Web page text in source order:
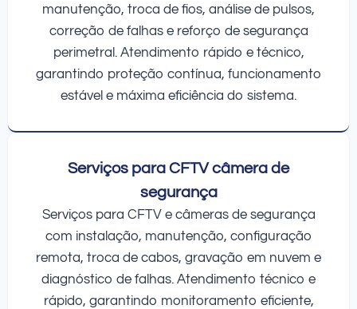
manutenção, troca de fios, análise de pulsos,
correção de falhas e reforço de segurança
perimetral. Atendimento rápido e técnico,
garantindo proteção contínua, funcionamento
estável e máxima eficiência do sistema.
Serviços para CFTV câmera de
segurança
Serviços para CFTV e câmeras de segurança
com instalação, manutenção, configuração
remota, troca de cabos, gravação em nuvem e
diagnóstico de falhas. Atendimento técnico e
rápido, garantindo monitoramento eficiente,